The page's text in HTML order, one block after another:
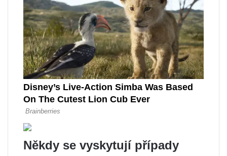
Někdy se vyskytují případy